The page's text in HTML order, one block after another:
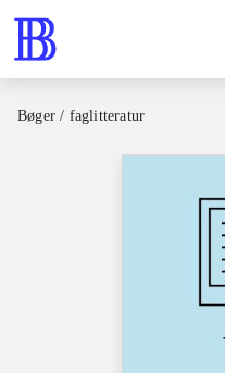
Bøger / faglitteratur